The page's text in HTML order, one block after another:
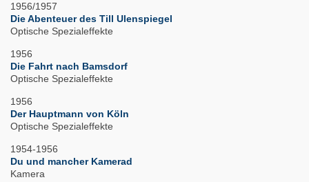
1956/1957
Die Abenteuer des Till Ulenspiegel
Optische Spezialeffekte
1956
Die Fahrt nach Bamsdorf
Optische Spezialeffekte
1956
Der Hauptmann von Köln
Optische Spezialeffekte
1954-1956
Du und mancher Kamerad
Kamera